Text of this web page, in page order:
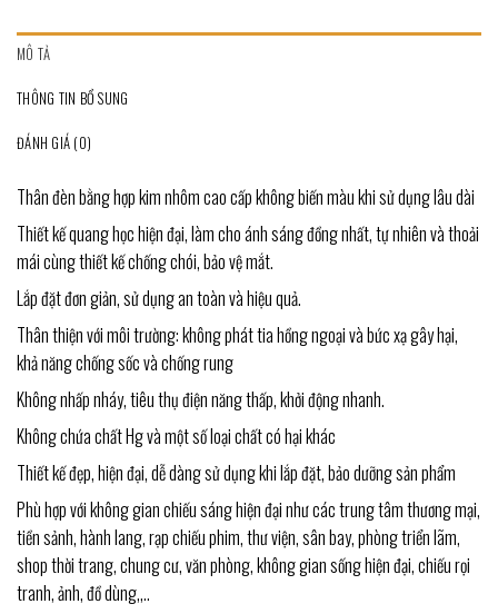
MÔ TẢ
THÔNG TIN BỔ SUNG
ĐÁNH GIÁ (0)
Thân đèn bằng hợp kim nhôm cao cấp không biến màu khi sử dụng lâu dài
Thiết kế quang học hiện đại, làm cho ánh sáng đồng nhất, tự nhiên và thoải
mái cùng thiết kế chống chói, bảo vệ mắt.
Lắp đặt đơn giản, sử dụng an toàn và hiệu quả.
Thân thiện với môi trường: không phát tia hồng ngoại và bức xạ gây hại,
khả năng chống sốc và chống rung
Không nhấp nháy, tiêu thụ điện năng thấp, khởi động nhanh.
Không chứa chất Hg và một số loại chất có hại khác
Thiết kế đẹp, hiện đại, dễ dàng sử dụng khi lắp đặt, bảo dưỡng sản phẩm
Phù hợp với không gian chiếu sáng hiện đại như các trung tâm thương mại,
tiền sảnh, hành lang, rạp chiếu phim, thư viện, sân bay, phòng triển lãm,
shop thời trang, chung cư, văn phòng, không gian sống hiện đại, chiếu rọi
tranh, ảnh, đồ dùng,,..